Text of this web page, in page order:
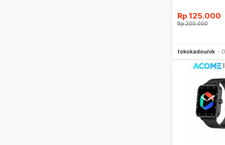
Rp 125.000
Rp200.000
tokokadounik